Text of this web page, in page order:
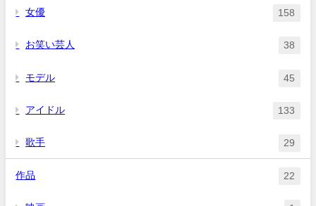
女優 158
お笑い芸人 38
モデル 45
アイドル 133
歌手 29
作品 22